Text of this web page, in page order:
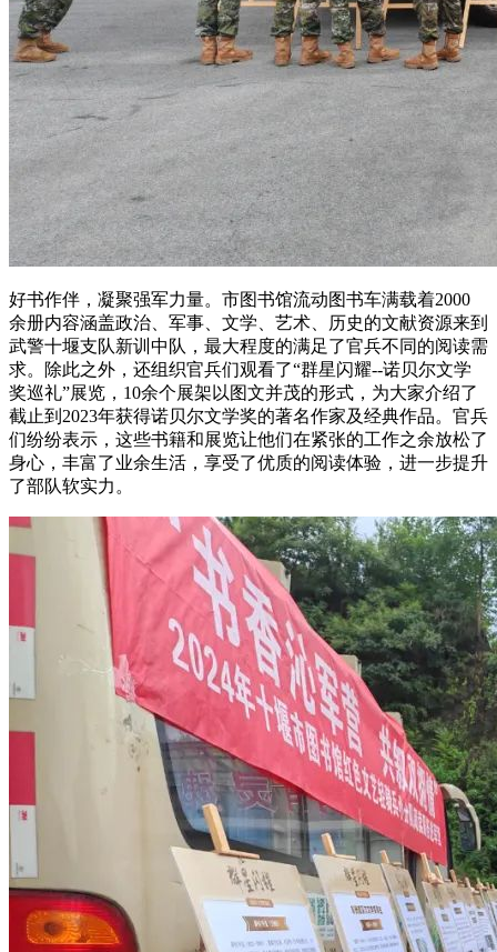
好书作伴，凝聚强军力量。市图书馆流动图书车满载着2000
余册内容涵盖政治、军事、文学、艺术、历史的文献资源来到
武警十堰支队新训中队，最大程度的满足了官兵不同的阅读需
求。除此之外，还组织官兵们观看了“群星闪耀--诺贝尔文学
奖巡礼”展览，10余个展架以图文并茂的形式，为大家介绍了
截止到2023年获得诺贝尔文学奖的著名作家及经典作品。官兵
们纷纷表示，这些书籍和展览让他们在紧张的工作之余放松了
身心，丰富了业余生活，享受了优质的阅读体验，进一步提升
了部队软实力。